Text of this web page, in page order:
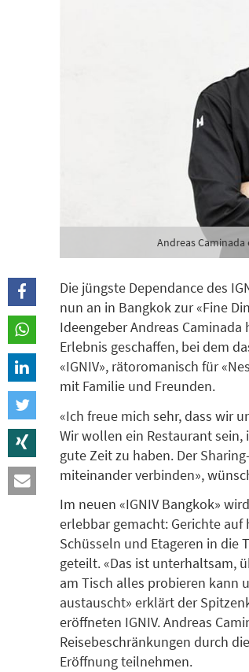
Andreas
Die jüngste Dependance des
nun an in Bangkok zur «Fine
Ideengeber Andreas
Erlebnis geschaffen, bei dem
«IGNIV», rätoromanisch für
mit Familie und Freunden.
«Ich freue mich sehr, dass wir
Wir wollen ein Restaurant
gute Zeit zu haben. Der
miteinander verbinden»,
Im neuen «IGNIV Bangkok»
erlebbar gemacht: Gerichte
Schüsseln und Etageren in die
geteilt. «Das ist unterhaltsam,
am Tisch alles probieren kann
austauscht» erklärt der
eröffneten IGNIV. Andreas
Reisebeschränkungen durch
Eröffnung teilnehmen.